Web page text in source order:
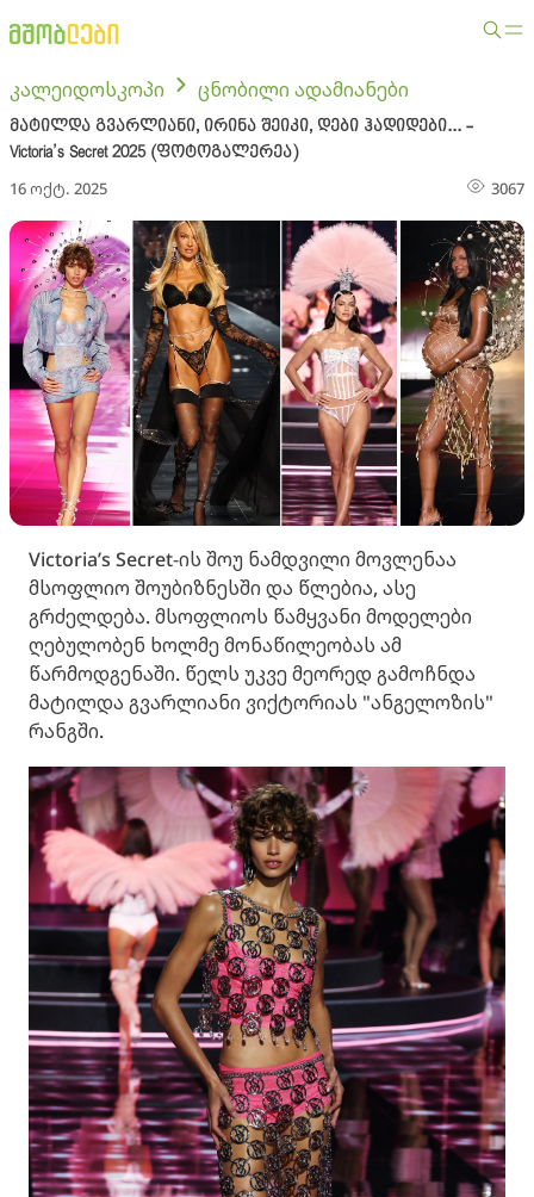
კალეიდოსკოპი ცნობილი ადამიანები
მატილდა გვარლიანი, ირინა შეიკი, დები ჰადიდები... -
Victoria’s Secret 2025 (ფოტოგალერეა)
16 ოქტ. 2025 3067
Victoria’s Secret-ის შოუ ნამდვილი მოვლენაა
მსოფლიო შოუბიზნესში და წლებია, ასე
გრძელდება. მსოფლიოს წამყვანი მოდელები
ღებულობენ ხოლმე მონაწილეობას ამ
წარმოდგენაში. წელს უკვე მეორედ გამოჩნდა
მატილდა გვარლიანი ვიქტორიას "ანგელოზის"
რანგში.